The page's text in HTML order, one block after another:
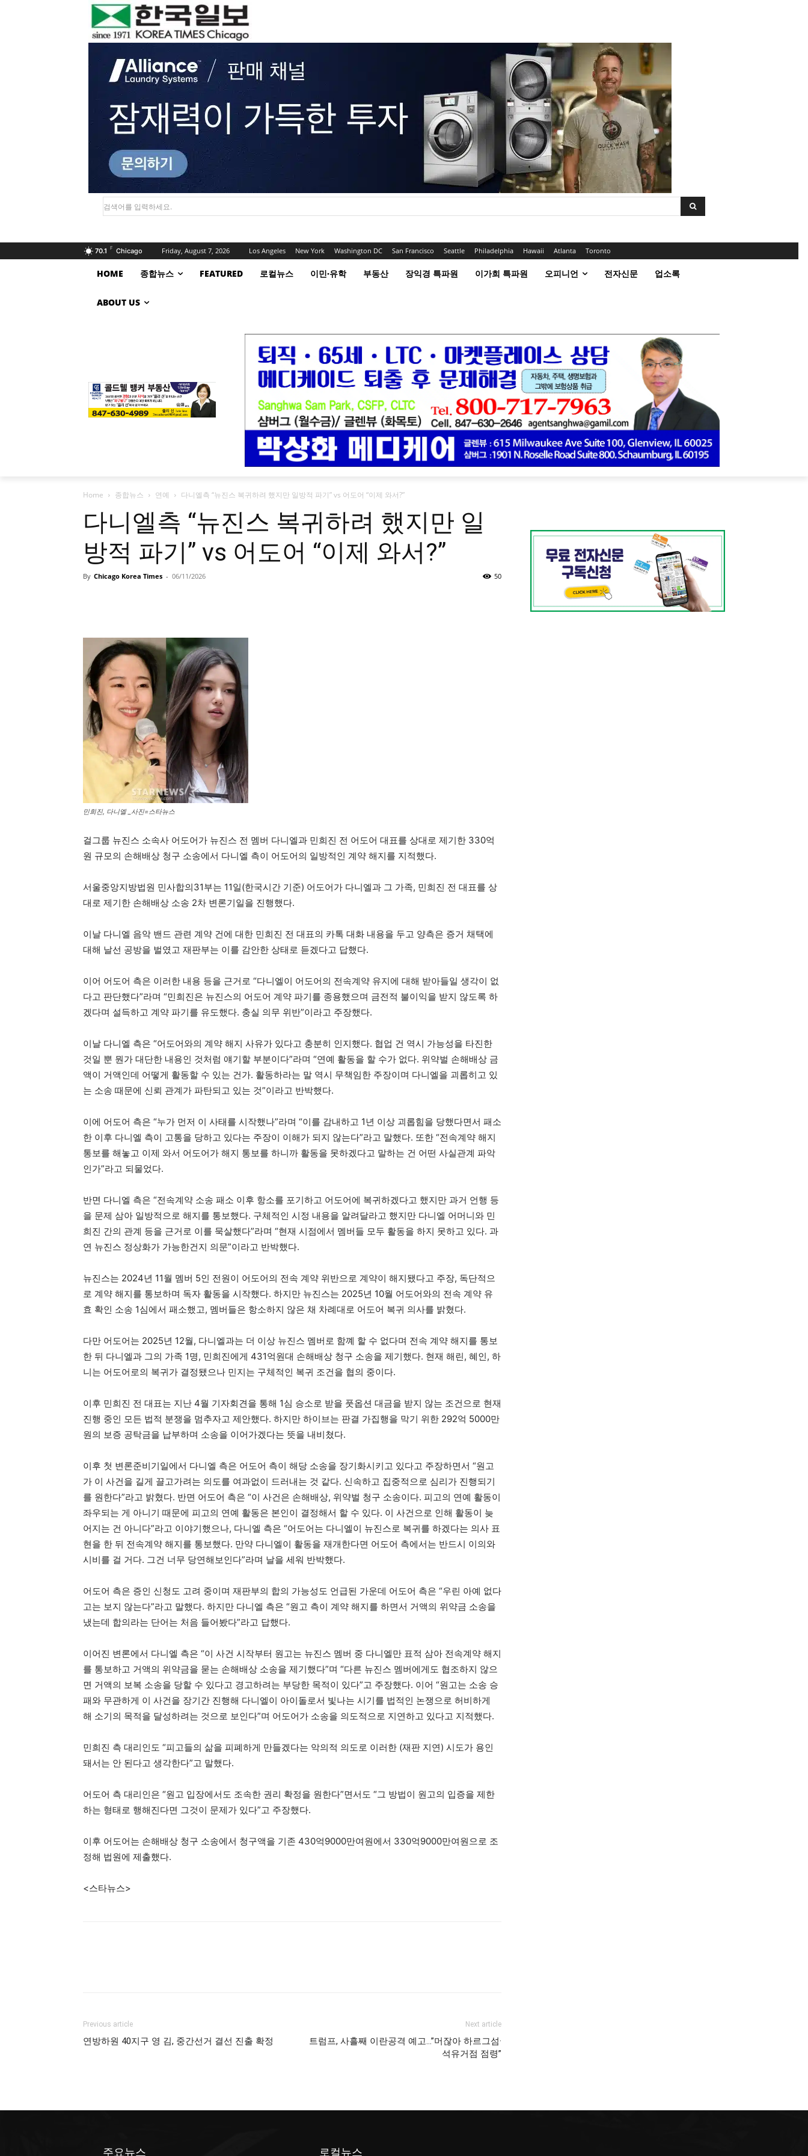
검색어를 입력하세요.
70.1 F Chicago Friday, August 7, 2026 Los Angeles New York Washington DC San Francisco Seattle Philadelphia Hawaii Atlanta Toronto
HOME 종합뉴스 FEATURED 로컬뉴스 이민·유학 부동산 장익경 특파원 이가희 특파원 오피니언 전자신문 업소록
ABOUT US
Home 종합뉴스 연예 다니엘측 “뉴진스 복귀하려 했지만 일방적 파기” vs 어도어 “이제 와서?”
다니엘측 “뉴진스 복귀하려 했지만 일
방적 파기” vs 어도어 “이제 와서?”
By Chicago Korea Times - 06/11/2026 50
민희진, 다니엘 _사진=스타뉴스
걸그룹 뉴진스 소속사 어도어가 뉴진스 전 멤버 다니엘과 민희진 전 어도어 대표를 상대로 제기한 330억
원 규모의 손해배상 청구 소송에서 다니엘 측이 어도어의 일방적인 계약 해지를 지적했다.
서울중앙지방법원 민사합의31부는 11일(한국시간 기준) 어도어가 다니엘과 그 가족, 민희진 전 대표를 상
대로 제기한 손해배상 소송 2차 변론기일을 진행했다.
이날 다니엘 음악 밴드 관련 계약 건에 대한 민희진 전 대표의 카톡 대화 내용을 두고 양측은 증거 채택에
대해 날선 공방을 벌였고 재판부는 이를 감안한 상태로 듣겠다고 답했다.
이어 어도어 측은 이러한 내용 등을 근거로 “다니엘이 어도어의 전속계약 유지에 대해 받아들일 생각이 없
다고 판단했다”라며 “민희진은 뉴진스의 어도어 계약 파기를 종용했으며 금전적 불이익을 받지 않도록 하
겠다며 설득하고 계약 파기를 유도했다. 충실 의무 위반”이라고 주장했다.
이날 다니엘 측은 “어도어와의 계약 해지 사유가 있다고 충분히 인지했다. 협업 건 역시 가능성을 타진한
것일 뿐 뭔가 대단한 내용인 것처럼 얘기할 부분이다”라며 “연예 활동을 할 수가 없다. 위약벌 손해배상 금
액이 거액인데 어떻게 활동할 수 있는 건가. 활동하라는 말 역시 무책임한 주장이며 다니엘을 괴롭히고 있
는 소송 때문에 신뢰 관계가 파탄되고 있는 것”이라고 반박했다.
이에 어도어 측은 “누가 먼저 이 사태를 시작했나”라며 “이를 감내하고 1년 이상 괴롭힘을 당했다면서 패소
한 이후 다니엘 측이 고통을 당하고 있다는 주장이 이해가 되지 않는다”라고 말했다. 또한 “전속계약 해지
통보를 해놓고 이제 와서 어도어가 해지 통보를 하니까 활동을 못하겠다고 말하는 건 어떤 사실관계 파악
인가”라고 되물었다.
반면 다니엘 측은 “전속계약 소송 패소 이후 항소를 포기하고 어도어에 복귀하겠다고 했지만 과거 언행 등
을 문제 삼아 일방적으로 해지를 통보했다. 구체적인 시정 내용을 알려달라고 했지만 다니엘 어머니와 민
희진 간의 관계 등을 근거로 이를 묵살했다”라며 “현재 시점에서 멤버들 모두 활동을 하지 못하고 있다. 과
연 뉴진스 정상화가 가능한건지 의문”이라고 반박했다.
뉴진스는 2024년 11월 멤버 5인 전원이 어도어의 전속 계약 위반으로 계약이 해지됐다고 주장, 독단적으
로 계약 해지를 통보하며 독자 활동을 시작했다. 하지만 뉴진스는 2025년 10월 어도어와의 전속 계약 유
효 확인 소송 1심에서 패소했고, 멤버들은 항소하지 않은 채 차례대로 어도어 복귀 의사를 밝혔다.
다만 어도어는 2025년 12월, 다니엘과는 더 이상 뉴진스 멤버로 함꼐 할 수 없다며 전속 계약 해지를 통보
한 뒤 다니엘과 그의 가족 1명, 민희진에게 431억원대 손해배상 청구 소송을 제기했다. 현재 해린, 혜인, 하
니는 어도어로의 복귀가 결정됐으나 민지는 구체적인 복귀 조건을 협의 중이다.
이후 민희진 전 대표는 지난 4월 기자회견을 통해 1심 승소로 받을 풋옵션 대금을 받지 않는 조건으로 현재
진행 중인 모든 법적 분쟁을 멈추자고 제안했다. 하지만 하이브는 판결 가집행을 막기 위한 292억 5000만
원의 보증 공탁금을 납부하며 소송을 이어가겠다는 뜻을 내비쳤다.
이후 첫 변론준비기일에서 다니엘 측은 어도어 측이 해당 소송을 장기화시키고 있다고 주장하면서 “원고
가 이 사건을 길게 끌고가려는 의도를 여과없이 드러내는 것 같다. 신속하고 집중적으로 심리가 진행되기
를 원한다”라고 밝혔다. 반면 어도어 측은 “이 사건은 손해배상, 위약벌 청구 소송이다. 피고의 연예 활동이
좌우되는 게 아니기 때문에 피고의 연예 활동은 본인이 결정해서 할 수 있다. 이 사건으로 인해 활동이 늦
어지는 건 아니다”라고 이야기했으나, 다니엘 측은 “어도어는 다니엘이 뉴진스로 복귀를 하겠다는 의사 표
현을 한 뒤 전속계약 해지를 통보했다. 만약 다니엘이 활동을 재개한다면 어도어 측에서는 반드시 이의와
시비를 걸 거다. 그건 너무 당연해보인다”라며 날을 세워 반박했다.
어도어 측은 증인 신청도 고려 중이며 재판부의 합의 가능성도 언급된 가운데 어도어 측은 “우린 아예 없다
고는 보지 않는다”라고 말했다. 하지만 다니엘 측은 “원고 측이 계약 해지를 하면서 거액의 위약금 소송을
냈는데 합의라는 단어는 처음 들어봤다”라고 답했다.
이어진 변론에서 다니엘 측은 “이 사건 시작부터 원고는 뉴진스 멤버 중 다니엘만 표적 삼아 전속계약 해지
를 통보하고 거액의 위약금을 묻는 손해배상 소송을 제기했다”며 “다른 뉴진스 멤버에게도 협조하지 않으
면 거액의 보복 소송을 당할 수 있다고 경고하려는 부당한 목적이 있다”고 주장했다. 이어 “원고는 소송 승
패와 무관하게 이 사건을 장기간 진행해 다니엘이 아이돌로서 빛나는 시기를 법적인 논쟁으로 허비하게
해 소기의 목적을 달성하려는 것으로 보인다”며 어도어가 소송을 의도적으로 지연하고 있다고 지적했다.
민희진 측 대리인도 “피고들의 삶을 피폐하게 만들겠다는 악의적 의도로 이러한 (재판 지연) 시도가 용인
돼서는 안 된다고 생각한다”고 말했다.
어도어 측 대리인은 “원고 입장에서도 조속한 권리 확정을 원한다”면서도 “그 방법이 원고의 입증을 제한
하는 형태로 행해진다면 그것이 문제가 있다”고 주장했다.
이후 어도어는 손해배상 청구 소송에서 청구액을 기존 430억9000만여원에서 330억9000만여원으로 조
정해 법원에 제출했다.
<스타뉴스>
Previous article
연방하원 40지구 영 김, 중간선거 결선 진출 확정
Next article
트럼프, 사흘째 이란공격 예고…”머잖아 하르그섬·
석유거점 점령”
주요뉴스 로컬뉴스